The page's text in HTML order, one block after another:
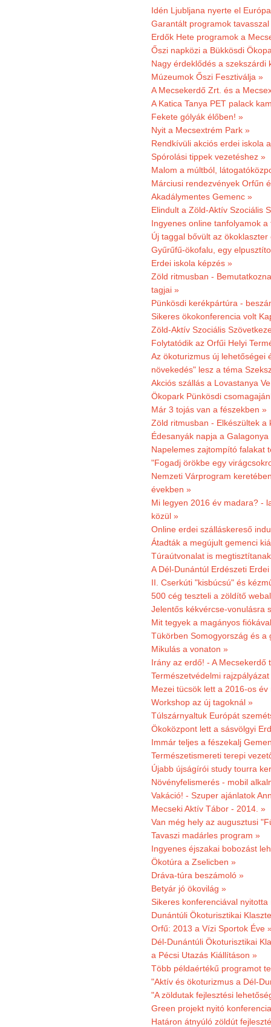
Idén Ljubljana nyerte el
Garantált programok tavasszal
Erdők Hete programok a
Őszi napközi a Bükkösdi
Nagy érdeklődés a szekszárdi
Múzeumok Őszi Fesztiválja »
A Mecsekerdő Zrt. és a
A Katica Tanya PET palack
Fekete gólyák élőben! »
Nyit a Mecsextrém Park »
Rendkívüli akciós erdei iskola
Spórolási tippek vezetéshez »
Malom a múltból,
Márciusi rendezvények Orfűn
Akadálymentes Gemenc »
Elindult a Zöld-Aktív Szociális
Ingyenes online tanfolyamok
Új taggal bővült az ökoklaszter
Gyűrűfű-ökofalu, egy
Erdei iskola képzés »
Zöld ritmusban -
tagjai »
Pünkösdi kerékpártúra -
Sikeres ökokonferencia volt
Zöld-Aktív Szociális
Folytatódik az Orfűi Helyi
Az ökoturizmus új lehetőségei
növekedés" lesz a téma
Akciós szállás a Lovastanya
Ökopark Pünkösdi
Már 3 tojás van a fészekben »
Zöld ritmusban - Elkészültek
Édesanyák napja a
Napelemes zajtompító falakat
"Fogadj örökbe egy
Nemzeti Várprogram
években »
Mi legyen 2016 év madara? -
közül »
Online erdei szálláskereső
Átadták a megújult gemenci
Túraútvonalat is
A Dél-Dunántúl Erdészeti
II. Cserkúti "kisbúcsú" és
500 cég teszteli a zöldítő
Jelentős kékvércse-vonulásra
Mit tegyek a magányos
Tükörben Somogyország és a
Mikulás a vonaton »
Irány az erdő! - A
Természetvédelmi
Mezei tücsök lett a 2016-os év
Workshop az új tagoknál »
Túlszárnyaltuk Európát
Ökoközpont lett a sásvölgyi
Immár teljes a fészekalj
Természetismereti terepi
Újabb újságírói study tourra
Növényfelismerés - mobil
Vakáció! - Szuper ajánlatok
Mecseki Aktív Tábor - 2014. »
Van még hely az augusztusi
Tavaszi madárles program »
Ingyenes éjszakai bobozást
Ökotúra a Zselicben »
Dráva-túra beszámoló »
Betyár jó ökovilág »
Sikeres konferenciával
Dunántúli Ökoturisztikai
Orfű: 2013 a Vízi Sportok Éve
Dél-Dunántúli Ökoturisztikai
a Pécsi Utazás Kiállításon »
Több példaértékű programot
"Aktív és ökoturizmus a Dél-
"A zöldutak fejlesztési
Green projekt nyitó
Határon átnyúló zöldút